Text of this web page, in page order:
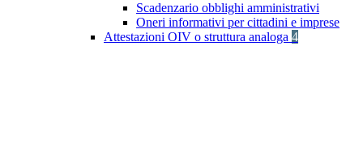
Scadenzario obblighi amministrativi
Oneri informativi per cittadini e imprese
Attestazioni OIV o struttura analoga 4